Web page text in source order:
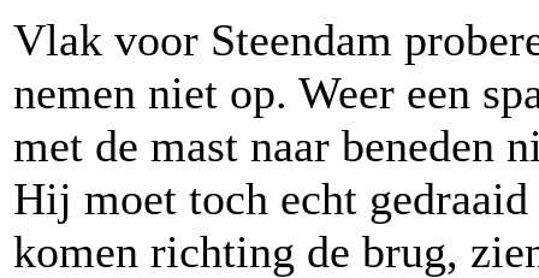
Vlak voor Steendam
nemen niet op. Weer een
met de mast naar beneden
Hij moet toch echt
komen richting de brug,